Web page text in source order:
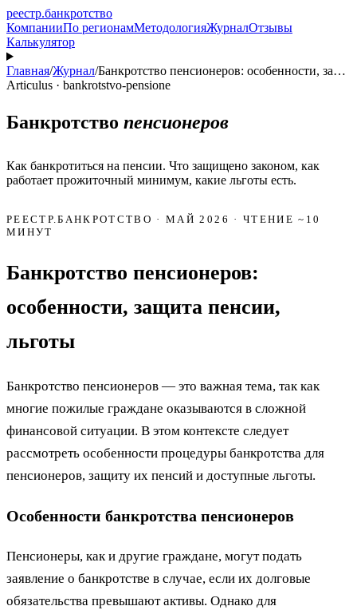
реестр.банкротство
КомпанииПо регионамМетодологияЖурналОтзывы
Калькулятор
Главная/Журнал/Банкротство пенсионеров: особенности, за…
Articulus · bankrotstvo-pensione
Банкротство пенсионеров
Как банкротиться на пенсии. Что защищено законом, как
работает прожиточный минимум, какие льготы есть.
РЕЕСТР.БАНКРОТСТВО · МАЙ 2026 · ЧТЕНИЕ ~10
МИНУТ
Банкротство пенсионеров:
особенности, защита пенсии,
льготы
Банкротство пенсионеров — это важная тема, так как
многие пожилые граждане оказываются в сложной
финансовой ситуации. В этом контексте следует
рассмотреть особенности процедуры банкротства для
пенсионеров, защиту их пенсий и доступные льготы.
Особенности банкротства пенсионеров
Пенсионеры, как и другие граждане, могут подать
заявление о банкротстве в случае, если их долговые
обязательства превышают активы. Однако для